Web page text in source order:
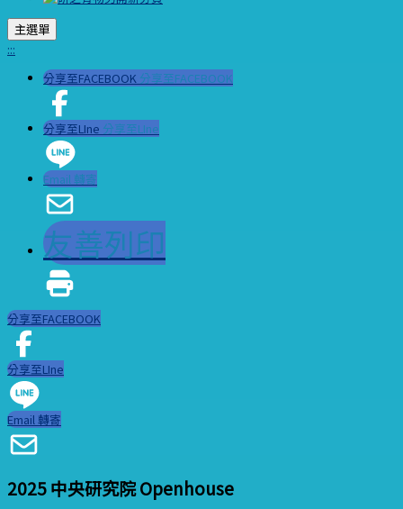
主選單
:::
分享至FACEBOOK 分享至FACEBOOK
分享至LIne 分享至LIne
Email 轉寄
友善列印
分享至FACEBOOK
分享至LIne
Email 轉寄
2025 中央研究院 Openhouse